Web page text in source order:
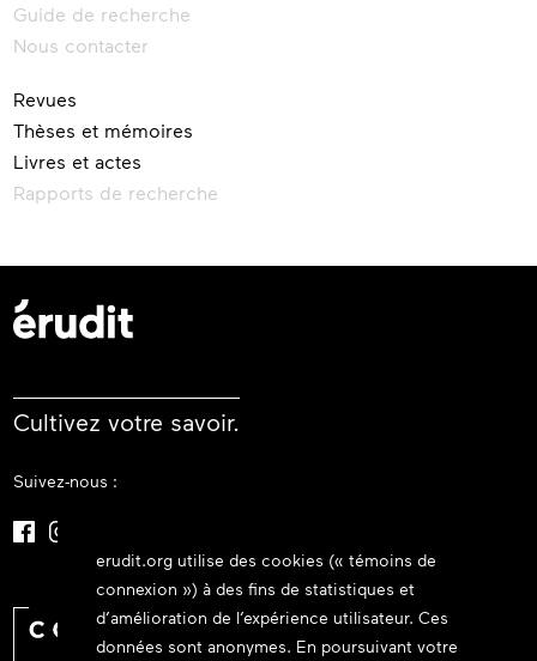
erudit.org utilise des cookies (« témoins de
connexion ») à des fins de statistiques et
d’amélioration de l’expérience utilisateur. Ces
données sont anonymes. En poursuivant votre
Guide de recherche
Nous contacter
Revues
Thèses et mémoires
Livres et actes
Rapports de recherche
Cultivez votre savoir.
Suivez-nous :